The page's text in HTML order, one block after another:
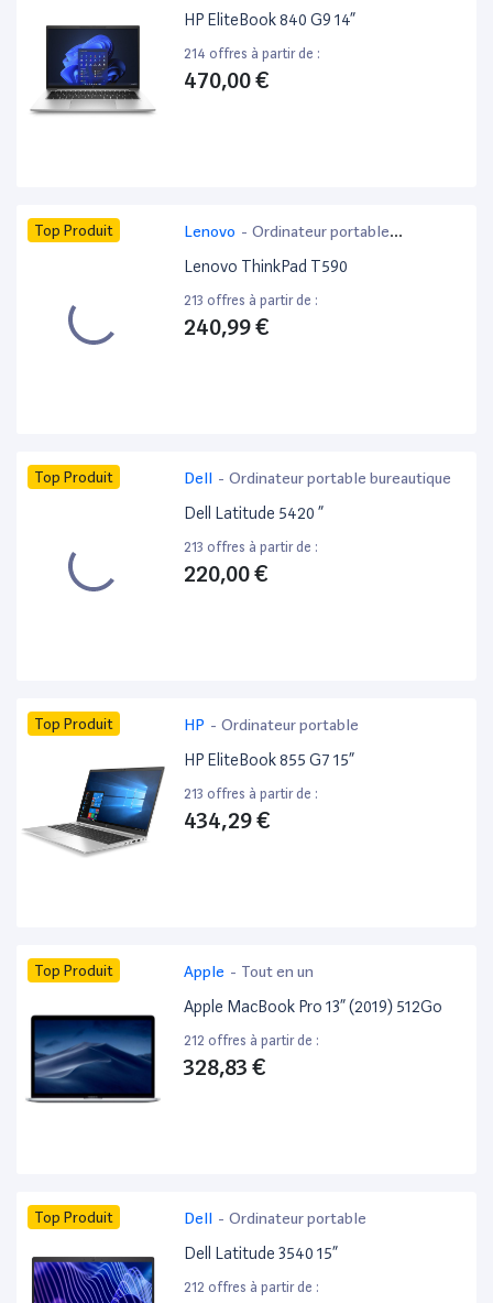
HP EliteBook 840 G9 14”
214 offres à partir de :
470,00 €
Top Produit Lenovo - Ordinateur portable
bureautique
Lenovo ThinkPad T590
213 offres à partir de :
240,99 €
Top Produit Dell - Ordinateur portable bureautique
Dell Latitude 5420 ”
213 offres à partir de :
220,00 €
Top Produit HP - Ordinateur portable
HP EliteBook 855 G7 15”
213 offres à partir de :
434,29 €
Top Produit Apple - Tout en un
Apple MacBook Pro 13” (2019) 512Go
212 offres à partir de :
328,83 €
Top Produit Dell - Ordinateur portable
Dell Latitude 3540 15”
212 offres à partir de :